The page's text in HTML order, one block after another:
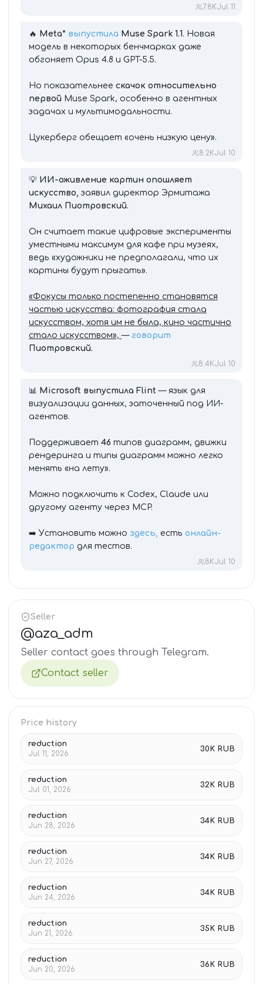
7.8KJul 11
🔥 Meta* выпустила Muse Spark 1.1. Новая
модель в некоторых бенчмарках даже
обгоняет Opus 4.8 и GPT-5.5.
Но показательнее скачок относительно
первой Muse Spark, особенно в агентных
задачах и мультимодальности.
Цукерберг обещает «очень низкую цену».
8.2KJul 10
💡 ИИ-оживление картин опошляет
искусство, заявил директор Эрмитажа
Михаил Пиотровский.
Он считает такие цифровые эксперименты
уместными максимум для кафе при музеях,
ведь «художники не предполагали, что их
картины будут прыгать».
«Фокусы только постепенно становятся
частью искусства: фотография стала
искусством, хотя им не была, кино частично
стало искусством»,— говорит
Пиотровский.
8.4KJul 10
📊 Microsoft выпустила Flint— язык для
визуализации данных, заточенный под ИИ-
агентов.
Поддерживает 46 типов диаграмм, движки
рендеринга и типы диаграмм можно легко
менять «на лету».
Можно подключить к Codex, Claude или
другому агенту через MCP.
➡️ Установить можно здесь, есть онлайн-
редактор для тестов.
8KJul 10
Seller
@aza_adm
Seller contact goes through Telegram.
Contact seller
Price history
reduction
Jul 11, 2026
30K RUB
reduction
Jul 01, 2026
32K RUB
reduction
Jun 28, 2026
34K RUB
reduction
Jun 27, 2026
34K RUB
reduction
Jun 24, 2026
34K RUB
reduction
Jun 21, 2026
35K RUB
reduction
Jun 20, 2026
36K RUB